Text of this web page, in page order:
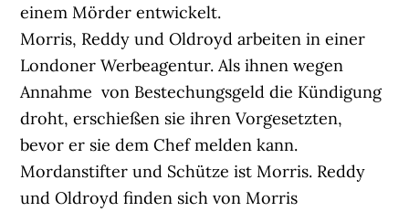
einem Mörder entwickelt.
Morris, Reddy und Oldroyd arbeiten in einer
Londoner Werbeagentur. Als ihnen wegen
Annahme von Bestechungsgeld die Kündigung
droht, erschießen sie ihren Vorgesetzten,
bevor er sie dem Chef melden kann.
Mordanstifter und Schütze ist Morris. Reddy
und Oldroyd finden sich von Morris